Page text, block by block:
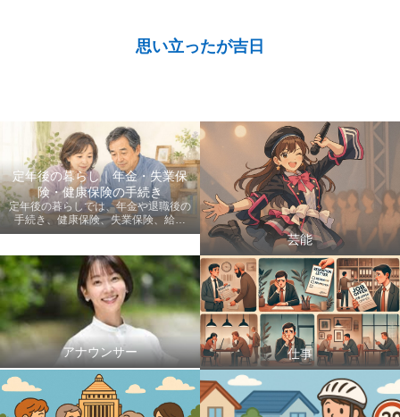
思い立ったが吉日
定年後の暮らし｜年金・失業保
険・健康保険の手続き
定年後の暮らしでは、年金や退職後の
手続き、健康保険、失業保険、給付
金、医療費など、老後に知っておきた
します。
芸能
アナウンサー 仕事